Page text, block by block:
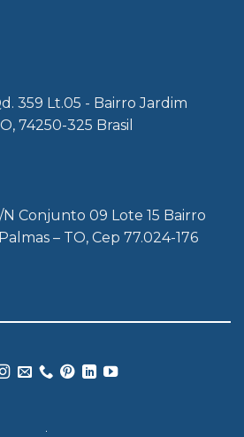
359 Lt.05 - Bairro Jardim
74250-325 Brasil
N Conjunto 09 Lote 15 Bairro
– TO, Cep 77.024-176